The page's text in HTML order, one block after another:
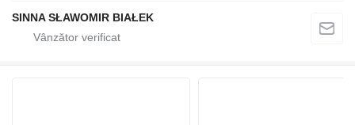
SINNA SŁAWOMIR BIAŁEK